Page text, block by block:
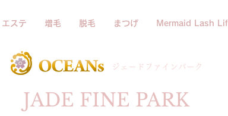
エステ 増毛 脱毛 まつげ Mermaid Lash
​ジェードファインパーク
JADE FINE PARK